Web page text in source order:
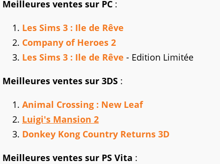
Meilleures ventes sur PC :
Les Sims 3 : Ile de Rêve
Company of Heroes 2
Les Sims 3 : Ile de Rêve - Edition Limitée
Meilleures ventes sur 3DS :
Animal Crossing : New Leaf
Luigi's Mansion 2
Donkey Kong Country Returns 3D
Meilleures ventes sur PS Vita :